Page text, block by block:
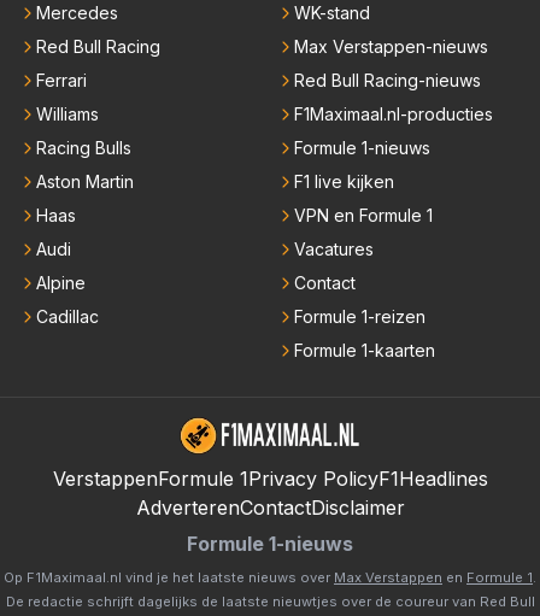
Mercedes
Red Bull Racing
Ferrari
Williams
Racing Bulls
Aston Martin
Haas
Audi
Alpine
Cadillac
WK-stand
Max Verstappen-nieuws
Red Bull Racing-nieuws
F1Maximaal.nl-producties
Formule 1-nieuws
F1 live kijken
VPN en Formule 1
Vacatures
Contact
Formule 1-reizen
Formule 1-kaarten
VerstappenFormule 1Privacy PolicyF1Headlines
AdverterenContactDisclaimer
Formule 1-nieuws
Op F1Maximaal.nl vind je het laatste nieuws over Max Verstappen en Formule 1
De redactie schrijft dagelijks de laatste nieuwtjes over de coureur van Red Bull